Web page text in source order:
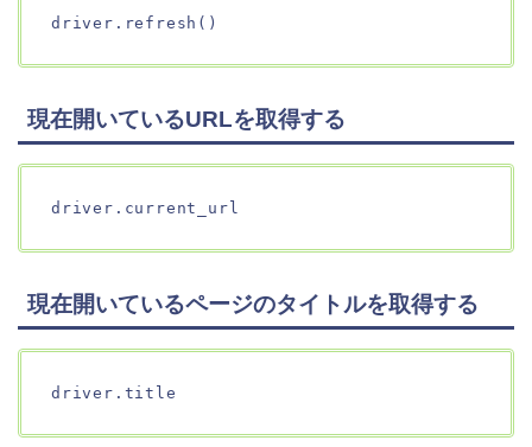
driver.refresh()
現在開いているURLを取得する
driver.current_url
現在開いているページのタイトルを取得する
driver.title